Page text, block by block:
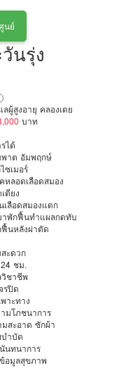
นย์
นรุ่ง
ผู้สูงอายุ คลองเตย
บาท
ได้
าต อัมพฤกษ์
ซเมอร์
หลอดเลือดสมอง
ตียง
เลือดสมองแตก
พักฟื้นทำแผลกดทับ
นหลังผ่าตัด
ะดวก
ชม.
ชาชีพ
รปิด
าะทาง
มโภชนาการ
สะอาด ซักผ้า
ำบัด
นทนาการ
อมูลสุขภาพ